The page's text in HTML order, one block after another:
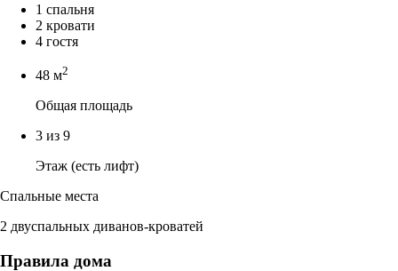
1 спальня
2 кровати
4 гостя
48 м2
Общая площадь
3 из 9
Этаж (есть лифт)
Спальные места
2 двуспальных диванов-кроватей
Правила дома